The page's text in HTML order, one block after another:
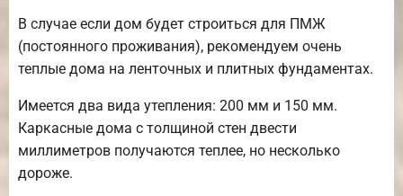
В случае если дом будет строиться для ПМЖ
(постоянного проживания), рекомендуем очень
теплые дома на ленточных и плитных фундаментах.
Имеется два вида утепления: 200 мм и 150 мм.
Каркасные дома с толщиной стен двести
миллиметров получаются теплее, но несколько
дороже.